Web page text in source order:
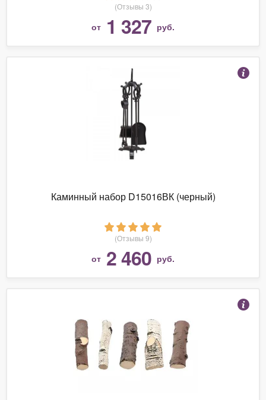
(Отзывы 3)
от 1 327 руб.
Каминный набор D15016ВК (черный)
(Отзывы 9)
от 2 460 руб.